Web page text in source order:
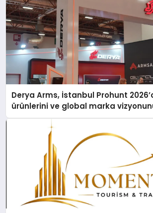
Derya Arms, İstanbul Prohunt
ürünlerini ve global marka